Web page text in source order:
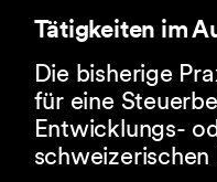
Tätigkeiten im
Die bisherige
für eine
Entwicklungs-
schweizerischen